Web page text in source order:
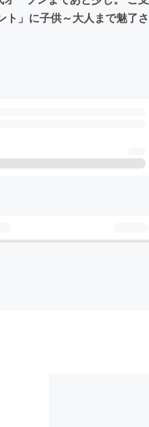
」に子供～大人まで魅了